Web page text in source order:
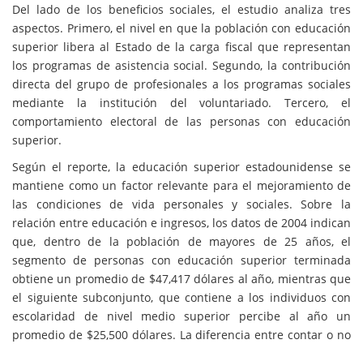
Del lado de los beneficios sociales, el estudio analiza tres
aspectos. Primero, el nivel en que la población con educación
superior libera al Estado de la carga fiscal que representan
los programas de asistencia social. Segundo, la contribución
directa del grupo de profesionales a los programas sociales
mediante la institución del voluntariado. Tercero, el
comportamiento electoral de las personas con educación
superior.
Según el reporte, la educación superior estadounidense se
mantiene como un factor relevante para el mejoramiento de
las condiciones de vida personales y sociales. Sobre la
relación entre educación e ingresos, los datos de 2004 indican
que, dentro de la población de mayores de 25 años, el
segmento de personas con educación superior terminada
obtiene un promedio de $47,417 dólares al año, mientras que
el siguiente subconjunto, que contiene a los individuos con
escolaridad de nivel medio superior percibe al año un
promedio de $25,500 dólares. La diferencia entre contar o no